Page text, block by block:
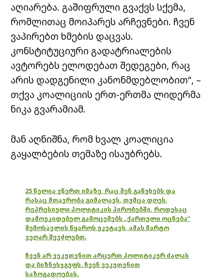
აღიარება. გაშიფრული გვაქვს სქემა,
რომლითაც მოიპარეს არჩევნები. ჩვენ
ვაპირებთ ხმების დაცვას.
კონსტიტუციური გადატრიალების
ავტორებს ელოდებათ შედეგები, რაც
არის დადგენილი კანონმდებლობით“, –
თქვა კოალიციის ერთ-ერთმა ლიდერმა
ნიკა გვარამიამ.
მან აღნიშნა, რომ ხვალ კოალიცია
გაყალბების თემაზე ისაუბრებს.
25 წელია ვწერთ იმაზე, რაც შენ გაწუხებს და
რასაც მთავრობა გიმალავს, თუმცა დღეს,
რეპრესიული პოლიტიკის პირობებში, როდესაც
დამოუკიდებელ გამოცემებს „ქართული ოცნება“
შემოსავლის წყაროს უკეტავს, ამას მარტო
ვეღარ შევძლებთ.
ჩვენ არ ვეკუთვნით არცერთ პოლიტიკურ ძალას
და ბიზნესჯგუფს. ჩვენ ვეკუთვნით
საზოგადოებას.